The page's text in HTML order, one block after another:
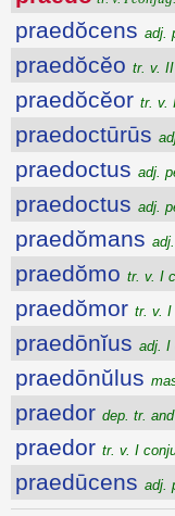
praedŏcens adj.
praedŏcĕo tr. v.
praedŏcĕor tr. v.
praedoctūrūs
praedoctus adj.
praedoctus adj.
praedŏmans
praedŏmo tr. v. I
praedŏmor tr. v. I
praedōnĭus adj. I
praedōnŭlus
praedor dep. tr.
praedor tr. v. I
praedūcens adj.